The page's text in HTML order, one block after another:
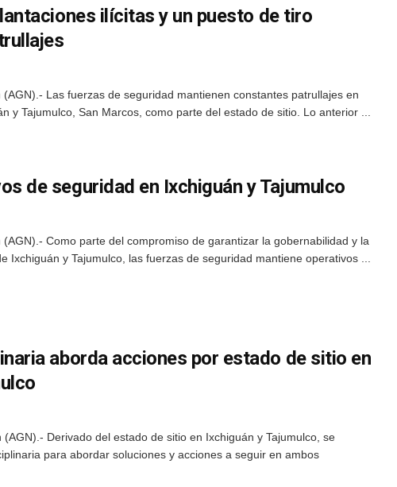
ilícitas y un puesto de tiro
Las fuerzas de seguridad mantienen constantes patrullajes en
y Tajumulco, San Marcos, como parte del estado de sitio. Lo anterior ...
de seguridad en Ixchiguán y Tajumulco
Como parte del compromiso de garantizar la gobernabilidad y la
Ixchiguán y Tajumulco, las fuerzas de seguridad mantiene operativos ...
aborda acciones por estado de sitio en
Derivado del estado de sitio en Ixchiguán y Tajumulco, se
para abordar soluciones y acciones a seguir en ambos